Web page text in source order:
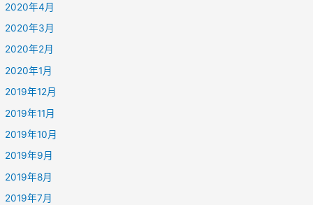
2020年4月
2020年3月
2020年2月
2020年1月
2019年12月
2019年11月
2019年10月
2019年9月
2019年8月
2019年7月